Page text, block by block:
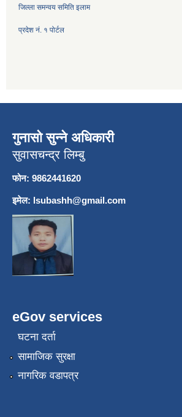
जिल्ला समन्वय समिति इलाम
प्रदेश नं. १ पोर्टल
गुनासो सुन्ने अधिकारी
सुवासचन्द्र लिम्बु
फोन: 9862441620
इमेल: lsubashh@gmail.com
eGov services
घटना दर्ता
सामाजिक सुरक्षा
नागरिक वडापत्र